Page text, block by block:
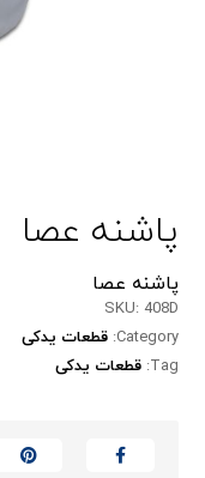
پاشنه عصا
پاشنه عصا
SKU: 408D
Category: قطعات یدکی
Tag: قطعات یدکی